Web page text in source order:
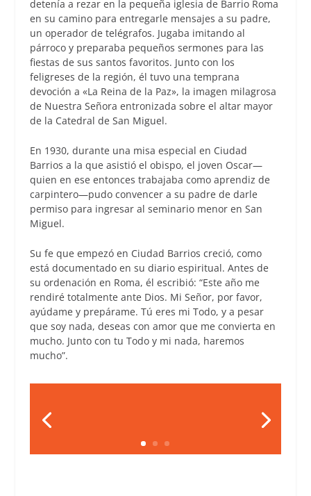
detenía a rezar en la pequeña iglesia de Barrio Roma
en su camino para entregarle mensajes a su padre,
un operador de telégrafos. Jugaba imitando al
párroco y preparaba pequeños sermones para las
fiestas de sus santos favoritos. Junto con los
feligreses de la región, él tuvo una temprana
devoción a «La Reina de la Paz», la imagen milagrosa
de Nuestra Señora entronizada sobre el altar mayor
de la Catedral de San Miguel.
En 1930, durante una misa especial en Ciudad
Barrios a la que asistió el obispo, el joven Oscar—
quien en ese entonces trabajaba como aprendiz de
carpintero—pudo convencer a su padre de darle
permiso para ingresar al seminario menor en San
Miguel.
Su fe que empezó en Ciudad Barrios creció, como
está documentado en su diario espiritual. Antes de
su ordenación en Roma, él escribió: “Este año me
rendiré totalmente ante Dios. Mi Señor, por favor,
ayúdame y prepárame. Tú eres mi Todo, y a pesar
que soy nada, deseas con amor que me convierta en
mucho. Junto con tu Todo y mi nada, haremos
mucho”.